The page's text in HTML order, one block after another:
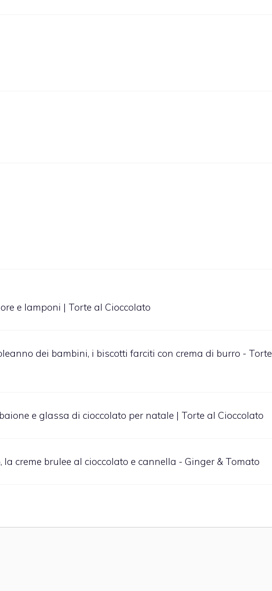
e lamponi | Torte al Cioccolato
dei bambini, i biscotti farciti con crema di burro -
e glassa di cioccolato per natale | Torte al Cioccolato
la creme brulee al cioccolato e cannella - Ginger & Tomato